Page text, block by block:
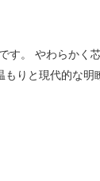
。 やわらかく
りと現代的な明